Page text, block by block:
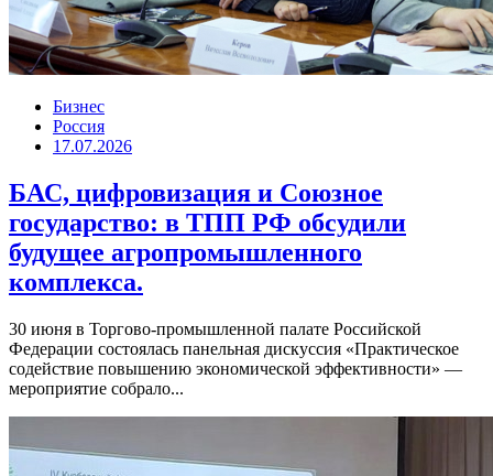
Бизнес
Россия
17.07.2026
БАС, цифровизация и Союзное
государство: в ТПП РФ обсудили
будущее агропромышленного
комплекса.
30 июня в Торгово-промышленной палате Российской
Федерации состоялась панельная дискуссия «Практическое
содействие повышению экономической эффективности» —
мероприятие собрало...